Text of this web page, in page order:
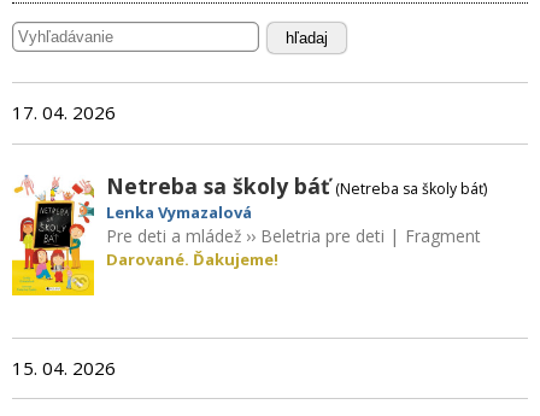
hľadaj
17. 04. 2026
Netreba sa školy báť (Netreba sa školy báť)
Lenka Vymazalová
Pre deti a mládež ›› Beletria pre deti | Fragment
Darované. Ďakujeme!
15. 04. 2026